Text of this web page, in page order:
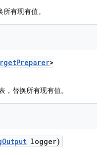
所有现有值。
Preparer>
，替换所有现有值。
Output logger)